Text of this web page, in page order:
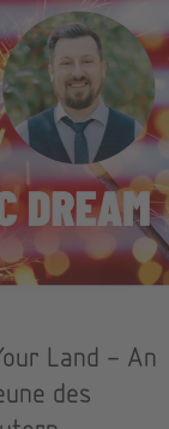
Land – An
des